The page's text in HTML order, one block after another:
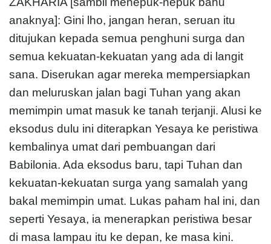
anaknya]: Gini lho, jangan heran, seruan itu
ditujukan kepada semua penghuni surga dan
semua kekuatan-kekuatan yang ada di langit
sana. Diserukan agar mereka mempersiapkan
dan meluruskan jalan bagi Tuhan yang akan
memimpin umat masuk ke tanah terjanji. Alusi ke
eksodus dulu ini diterapkan Yesaya ke peristiwa
kem­bali­nya umat dari pembuangan dari
Babilonia. Ada eksodus baru, tapi Tuhan dan
kekuatan-kekuatan surga yang samalah yang
bakal memimpin umat. Lukas paham hal ini, dan
seperti Yesaya, ia menerapkan peristiwa besar
di masa lampau itu ke depan, ke masa kini.